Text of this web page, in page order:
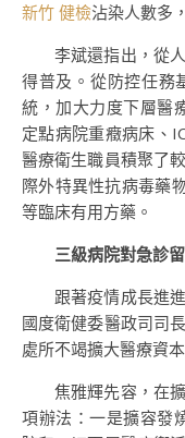
新竹 健檢沾染人數多
李斌還指出，從
得普及。從防控任務
統，加大力度下層醫
定點病院重癥病床、
醫療衛生職員積聚了
際外特異性抗病毒藥
等臨床有用方藥。
三級病院對急診
跟著疫情成長進
國度衛健委醫政司司
處所不竭擴大醫療資
焦雅輝先容，在
項辦法：一是擴容發